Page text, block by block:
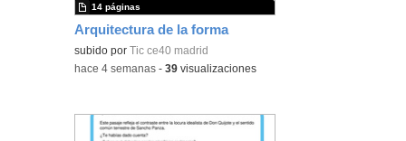
Arquitectura de la forma
subido por Tic ce40 madrid
14 páginas
-hace 4 semanas -39 visualizaciones